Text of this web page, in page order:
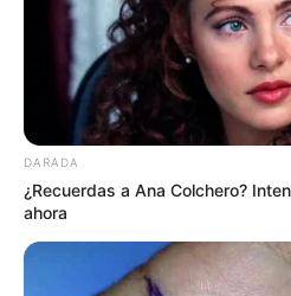
MANTÉNGASE EN
Tenemos todas
interesan. Para
favor, active las
ACTIVAR AHORA
DARADA
¿Recuerdas a Ana Colchero?
ahora